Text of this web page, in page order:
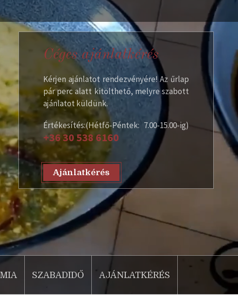
Céges ajánlatkérés
Kérjen ajánlatot rendezvényére! Az űrlap
pár perc alatt kitölthető, melyre szabott
ajánlatot küldünk.
Értékesítés:(Hétfő-Péntek: 7.00-15.00-ig)
+36 30 538 6160
Ajánlatkérés
SZABADIDŐ AJÁNLATKÉRÉS